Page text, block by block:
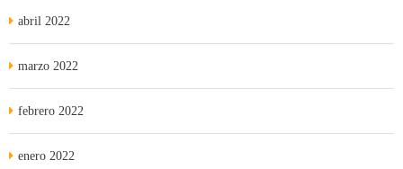
abril 2022
marzo 2022
febrero 2022
enero 2022